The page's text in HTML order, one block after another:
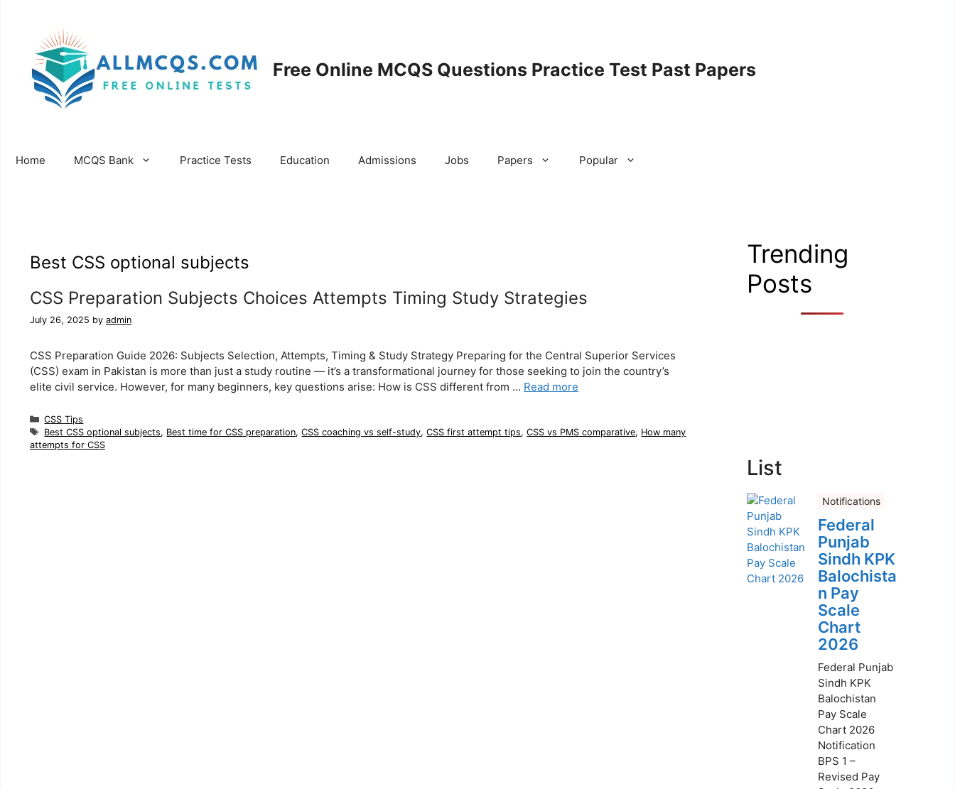
Free Online MCQS Questions Practice Test Past Papers
Home MCQS Bank Practice Tests Education Admissions Jobs Papers Popular
Best CSS optional subjects
CSS Preparation Subjects Choices Attempts Timing Study Strategies
July 26, 2025 by admin
CSS Preparation Guide 2026: Subjects Selection, Attempts, Timing & Study Strategy Preparing for the Central Superior Services
(CSS) exam in Pakistan is more than just a study routine — it’s a transformational journey for those seeking to join the country’s
elite civil service. However, for many beginners, key questions arise: How is CSS different from … Read more
Categories
CSS Tips
Tags
Best CSS optional subjects, Best time for CSS preparation,CSS coaching vs self-study,CSS first attempt tips,CSS vs PMS comparative, How many
attempts for CSS
Trending
Posts
List
Notifications
Federal
Punjab
Sindh KPK
Balochista
n Pay
Scale
Chart
2026
Federal Punjab
Sindh KPK
Balochistan
Pay Scale
Chart 2026
Notification
BPS 1 –
Revised Pay